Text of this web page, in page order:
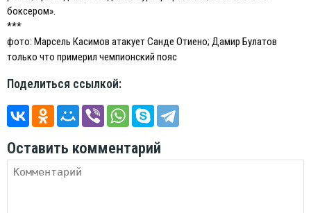
боксером».
***
фото: Марсель Касимов атакует Санде Отиено; Дамир Булатов
только что примерил чемпионский пояс
Поделиться ссылкой:
Оставить комментарий